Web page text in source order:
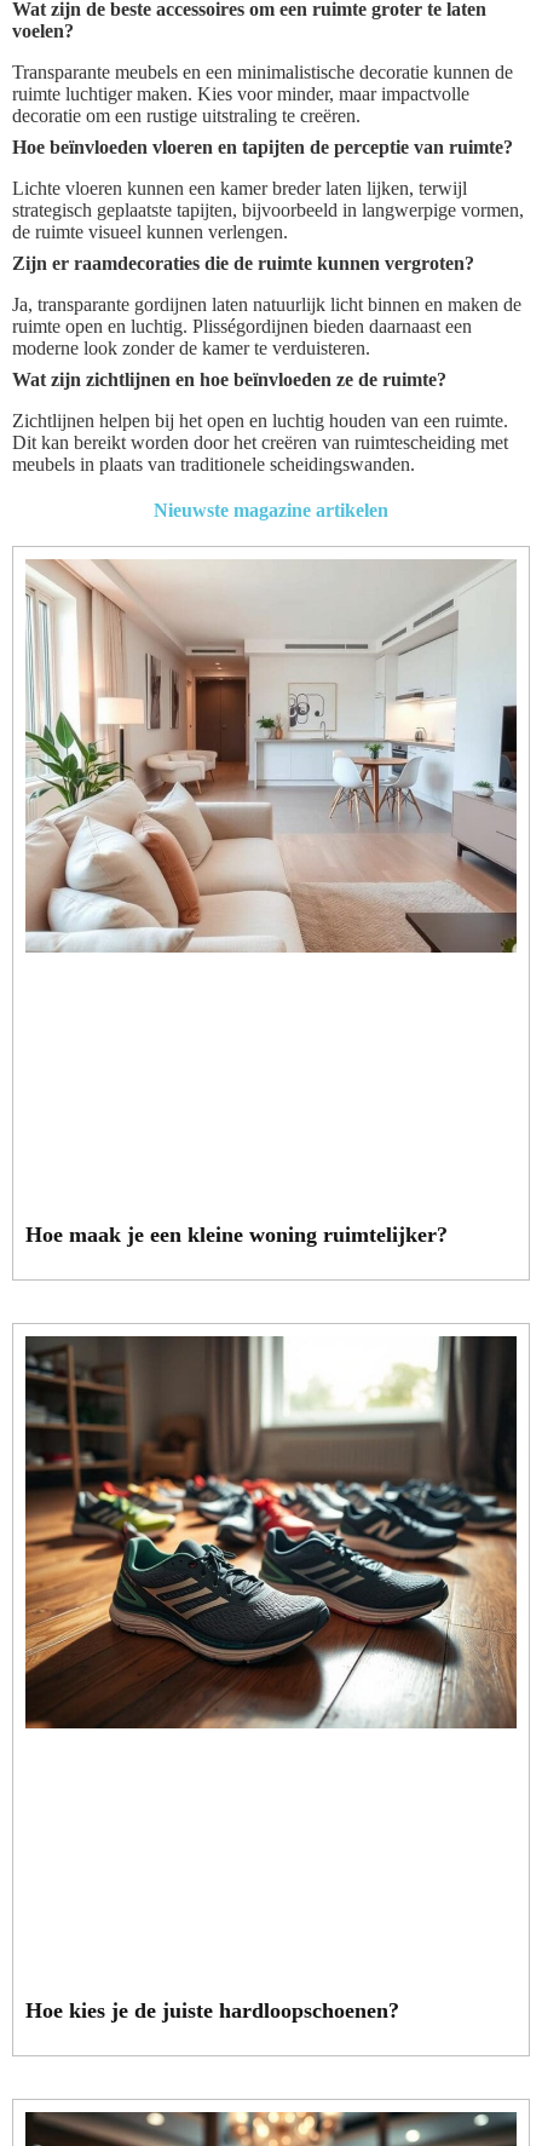
Wat zijn de beste accessoires om een ruimte groter te laten
voelen?
Transparante meubels en een minimalistische decoratie kunnen de
ruimte luchtiger maken. Kies voor minder, maar impactvolle
decoratie om een rustige uitstraling te creëren.
Hoe beïnvloeden vloeren en tapijten de perceptie van ruimte?
Lichte vloeren kunnen een kamer breder laten lijken, terwijl
strategisch geplaatste tapijten, bijvoorbeeld in langwerpige vormen,
de ruimte visueel kunnen verlengen.
Zijn er raamdecoraties die de ruimte kunnen vergroten?
Ja, transparante gordijnen laten natuurlijk licht binnen en maken de
ruimte open en luchtig. Plisségordijnen bieden daarnaast een
moderne look zonder de kamer te verduisteren.
Wat zijn zichtlijnen en hoe beïnvloeden ze de ruimte?
Zichtlijnen helpen bij het open en luchtig houden van een ruimte.
Dit kan bereikt worden door het creëren van ruimtescheiding met
meubels in plaats van traditionele scheidingswanden.
Nieuwste magazine artikelen
Hoe maak je een kleine woning ruimtelijker?
Hoe kies je de juiste hardloopschoenen?